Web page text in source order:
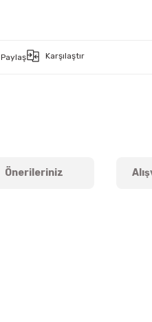
Paylaş Karşılaştır
Önerileriniz